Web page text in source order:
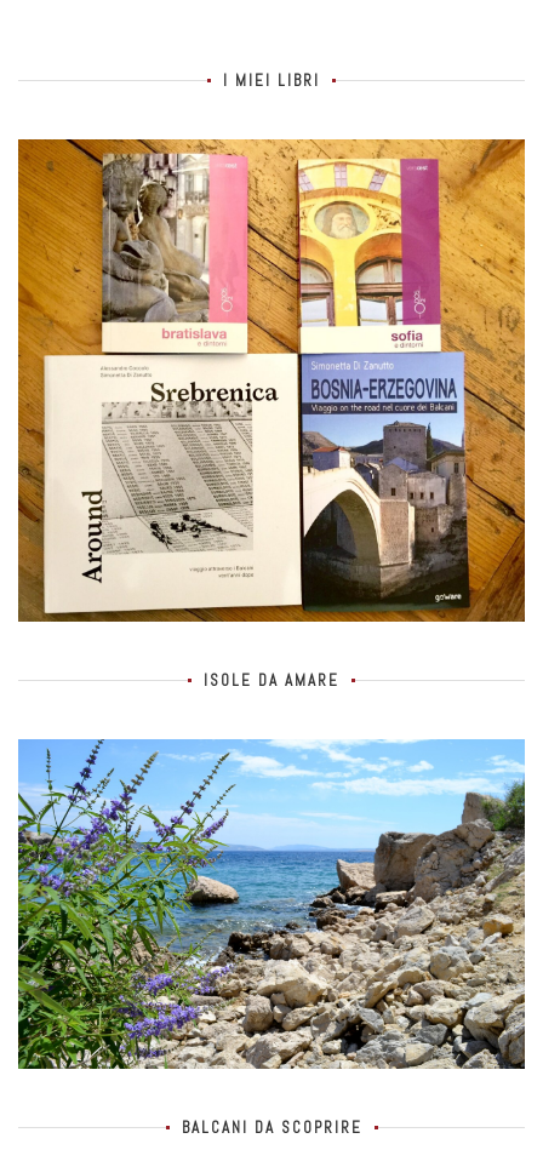
I MIEI LIBRI
ISOLE DA AMARE
BALCANI DA SCOPRIRE